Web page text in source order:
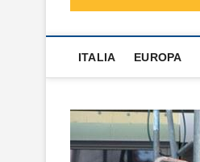
ITALIA EUROPA